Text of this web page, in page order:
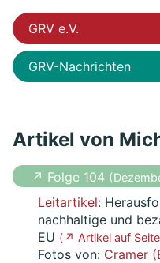
GRV e.V.
GRV-Nachrichten
Artikel von
↗ Folge 104 (
Leitartikel:
nachhaltige und
EU ( ↗ Artikel auf
Fotos von: Cramer